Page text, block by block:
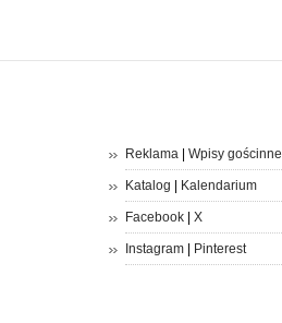
Reklama| Wpisy gościnne
Katalog Kalendarium
Facebook| X
Instagram| Pinterest